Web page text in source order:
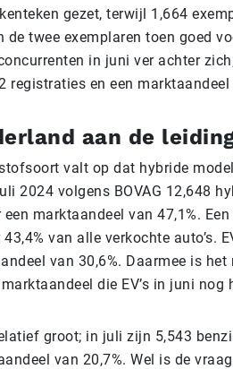
gezet, terwijl 1,664
twee exemplaren toen goed
in juni ver achter
registraties en een marktaandeel
aan de
valt op dat hybride
2024 volgens BOVAG 12,648
marktaandeel van 47,1%.
van alle verkochte auto’s.
van 30,6%. Daarmee is het
die EV’s in juni nog
groot; in juli zijn 5,543
van 20,7%. Wel is de